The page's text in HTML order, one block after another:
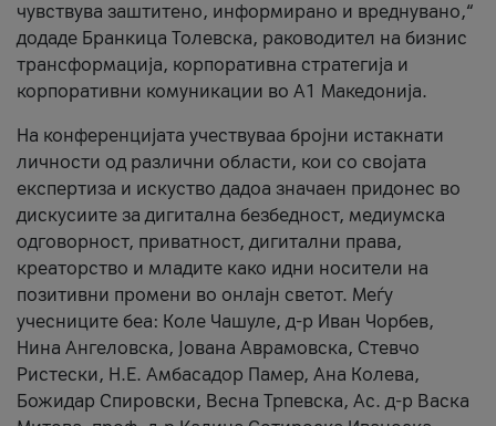
чувствува заштитено, информирано и вреднувано,“
додаде Бранкица Толевска, раководител на бизнис
трансформација, корпоративна стратегија и
корпоративни комуникации во А1 Македонија.
На конференцијата учествуваа бројни истакнати
личности од различни области, кои со својата
експертиза и искуство дадоа значаен придонес во
дискусиите за дигитална безбедност, медиумска
одговорност, приватност, дигитални права,
креаторство и младите како идни носители на
позитивни промени во онлајн светот. Меѓу
учесниците беа: Коле Чашуле, д-р Иван Чорбев,
Нина Ангеловска, Јована Аврамовска, Стевчо
Ристески, Н.Е. Амбасадор Памер, Ана Колева,
Божидар Спировски, Весна Трпевска, Ас. д-р Васка